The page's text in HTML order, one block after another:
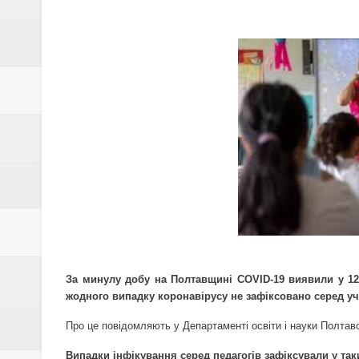
ЗҐВАЛТУВАННЯ 5-РІЧНОЇ
УСЕ СТАЛОСЬ
В УКРАЇНІ З'ЯВИВСЯ
НА ПОЛТАВЩИНІ ШАХРАЇ
ВСТАНОВЛЮЄ КОЛО
У 2021 РОЦІ НА
В УКРАЇНІ ОЧІКУЄТЬСЯ
ВЖЕ З СІЧНЯ ЗАРПЛАТИ
За минулу добу на Полтавщині COVID-19 виявили у
жодного випадку коронавірусу не зафіксовано серед
Про це повідомляють у Департаменті освіти і науки
Випадки інфікування серед педагогів зафіксували у